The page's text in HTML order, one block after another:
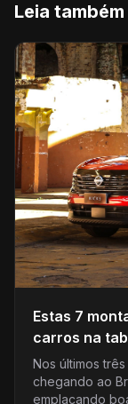
Leia
Estas 7
carros na
Nos últimos
chegando ao
emplacando